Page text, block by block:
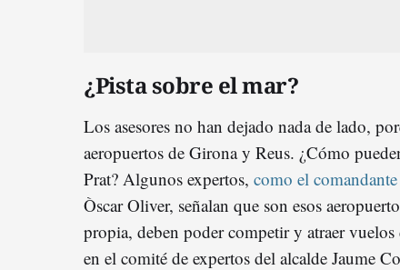
¿Pista sobre el mar?
Los asesores no han dejado nada de lado,
aeropuertos de Girona y Reus. ¿Cómo
Prat? Algunos expertos, como el
Òscar Oliver, señalan que son esos
propia, deben poder competir y atraer
en el comité de expertos del alcalde Jaume